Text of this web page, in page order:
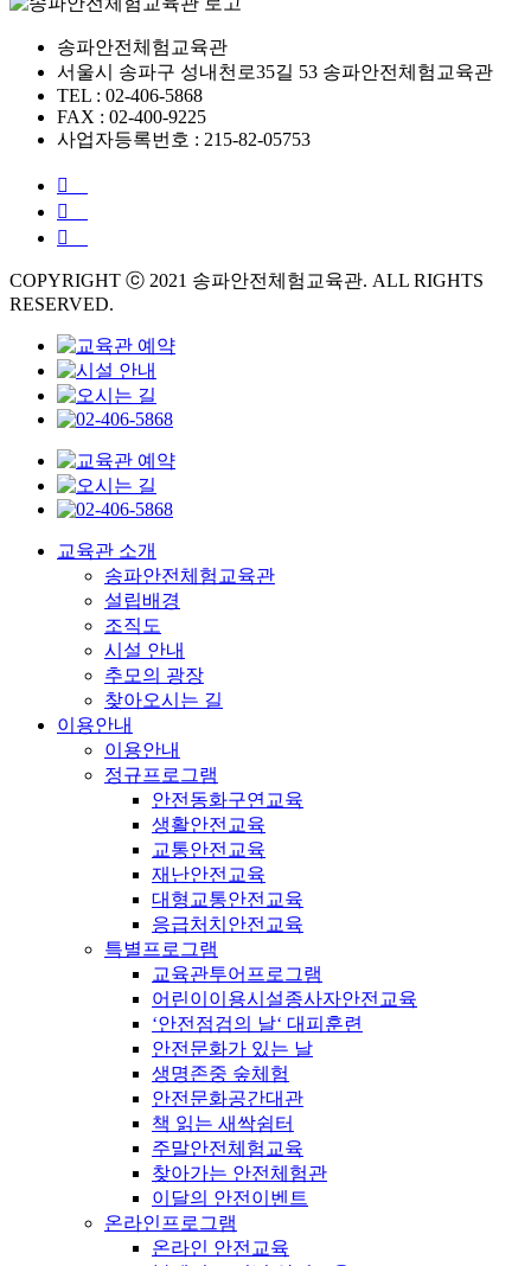
송파안전체험교육관
서울시 송파구 성내천로35길 53 송파안전체험교육관
TEL : 02-406-5868
FAX : 02-400-9225
사업자등록번호 : 215-82-05753
COPYRIGHT ⓒ 2021 송파안전체험교육관. ALL RIGHTS
RESERVED.
교육관 소개
송파안전체험교육관
설립배경
조직도
시설 안내
추모의 광장
찾아오시는 길
이용안내
이용안내
정규프로그램
안전동화구연교육
생활안전교육
교통안전교육
재난안전교육
대형교통안전교육
응급처치안전교육
특별프로그램
교육관투어프로그램
어린이이용시설종사자안전교육
‘안전점검의 날‘ 대피훈련
안전문화가 있는 날
생명존중 숲체험
안전문화공간대관
책 읽는 새싹쉼터
주말안전체험교육
찾아가는 안전체험관
이달의 안전이벤트
온라인프로그램
온라인 안전교육